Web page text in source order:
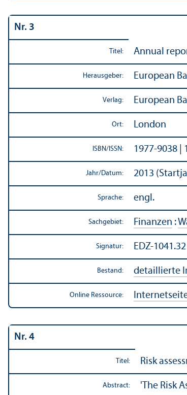
Nr. 3
Titel: Annual
Herausgeber: European
Verlag: European
Ort: London
ISBN/ ISSN: 1977-9038 |
Jahr/Datum: 2013
Sprache: engl.
Sachgebiet: Finanzen :
Signatur: EDZ-1041.32
Bestand: detaillierte
Online Ressource:
Nr. 4
Titel: Risk
Abstract:
'The Risk